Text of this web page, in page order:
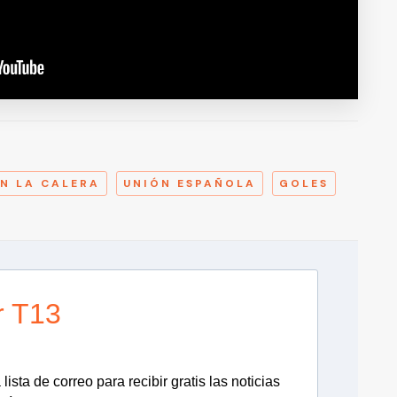
LA CALERA UNIÓN ESPAÑOLA GOLES
T13
de correo para recibir gratis las noticias